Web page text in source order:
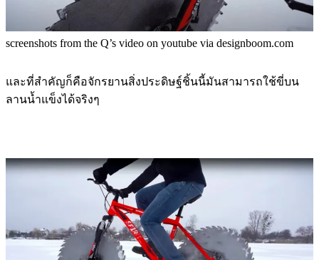
screenshots from the Q’s video on youtube via designboom.com
และที่สำคัญก็คือจักรยานสิ่งประดิษฐ์ชิ้นนี้มันสามารถใช้ขี่บน
ลานน้ำแข็งได้จริงๆ